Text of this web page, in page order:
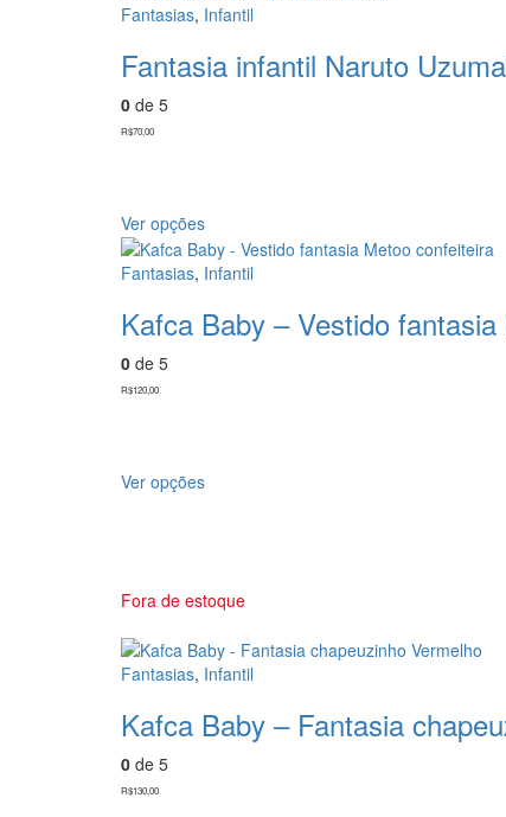
Fantasias, Infantil
Fantasia infantil Naruto
0 de 5
R$70,00
Ver opções
Fantasias, Infantil
Kafca Baby – Vestido
0 de 5
R$120,00
Ver opções
Fora de estoque
Fantasias, Infantil
Kafca Baby – Fantasia
0 de 5
R$130,00